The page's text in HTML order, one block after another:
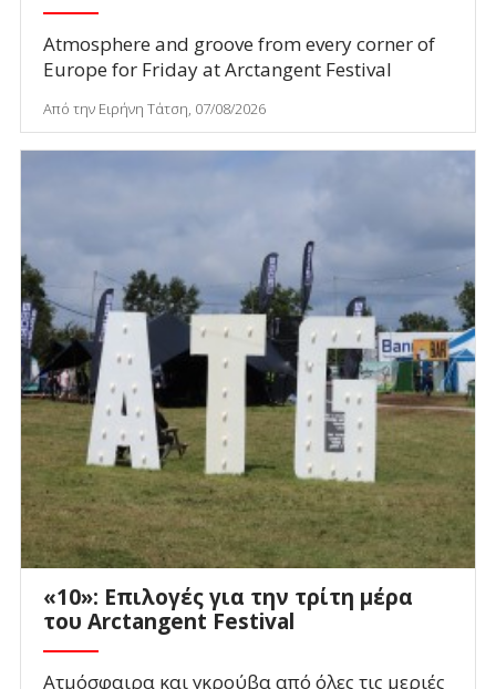
Atmosphere and groove from every corner of
Europe for Friday at Arctangent Festival
Από την Ειρήνη Τάτση, 07/08/2026
«10»: Επιλογές για την τρίτη μέρα
του Arctangent Festival
Ατμόσφαιρα και γκρούβα από όλες τις μεριές